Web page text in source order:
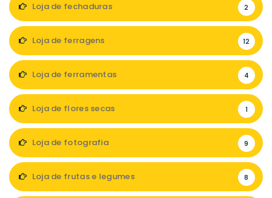
Loja de fechaduras 2
Loja de ferragens 12
Loja de ferramentas 4
Loja de flores secas 1
Loja de fotografia 9
Loja de frutas e legumes 8